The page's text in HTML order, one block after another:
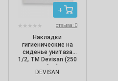
отзыва: 0
Накладки
гигиенические на
сиденье унитаза
1/2, ТМ Devisan (250
шт./уп.)
DEVISAN